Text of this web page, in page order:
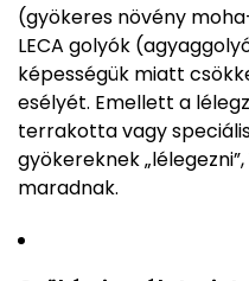
(gyökeres növény
LECA golyók
képességük miatt
esélyét. Emellett a
terrakotta vagy
gyökereknek
maradnak.